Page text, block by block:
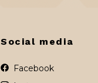
Social media
Facebook